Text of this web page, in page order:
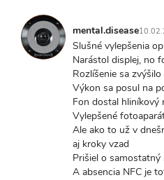
mental.disease
Slušné vylepšenia
Narástol displej, no
Rozlíšenie sa
Výkon sa posul na
Fon dostal hliníkový
Vylepšené
Ale ako to už v
aj kroky vzad
Prišiel o
A absencia NFC je